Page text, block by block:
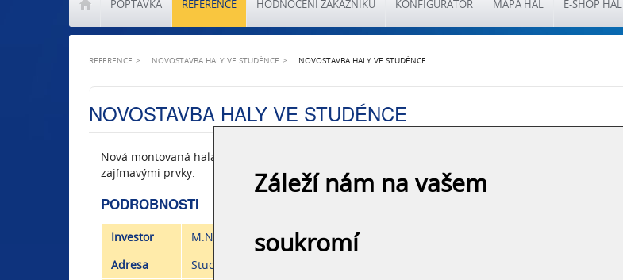
POPTÁVKA REFERENCE HODNOCENÍ ZÁKAZNÍKŮ KONFIGURÁTOR MAPA HAL E-SHOP HAL
REFERENCE NOVOSTAVBA HALY VE STUDÉNCE NOVOSTAVBA HALY VE STUDÉNCE
NOVOSTAVBA HALY VE STUDÉNCE
Nová montovaná hala ve Studénce zaujme nadčasovým designem, barevnou vyvážeností a
zajímavými prvky.
PODROBNOSTI
Investor
M.NET Studénka s.r.o.
Adresa
Studénka
Záleží nám na vašem
soukromí